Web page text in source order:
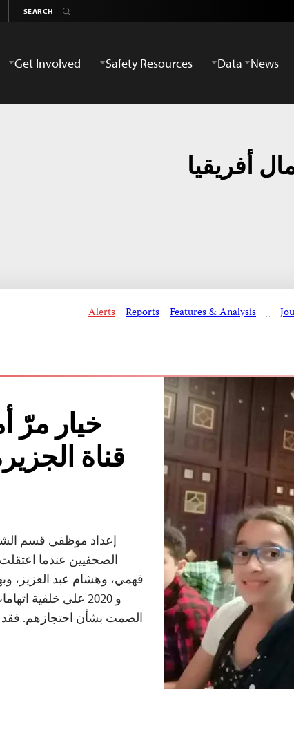
News
Data
Safety Resources
Get Involved
أفريقيا
Alerts Reports Features & Analysis |
خيار مرّ
قناة
إعداد موظفي قسم
الصحفيين عندما
و 2020 على خلفية
الصمت بشأن احتجازهم. فقد